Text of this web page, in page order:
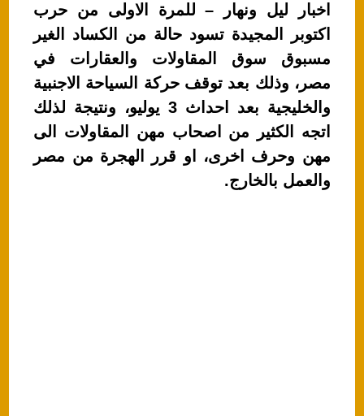
c
e
b
o
o
k
at
s
A
p
p
اخبار ليل ونهار – للمرة الاولى من حرب
اكتوبر المجيدة تسود حالة من الكساد الغير
مسبوق سوق المقاولات والعقارات في
مصر، وذلك بعد توقف حركة السياحة الاجنبية
والخليجية بعد احداث 3 يوليو، ونتيجة لذلك
اتجه الكثير من اصحاب مهن المقاولات الى
مهن وحرف اخرى، او قرر الهجرة من مصر
والعمل بالخارج.